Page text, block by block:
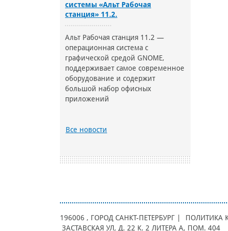
системы «Альт Рабочая
станция» 11.2.
Альт Рабочая станция 11.2 —
операционная система с
графической средой GNOME,
поддерживает самое современное
оборудование и содержит
большой набор офисных
приложений
Все новости
196006 , ГОРОД САНКТ-ПЕТЕРБУРГ | ПОЛИТИКА
ЗАСТАВСКАЯ УЛ, Д. 22 К. 2 ЛИТЕРА А, ПОМ. 404